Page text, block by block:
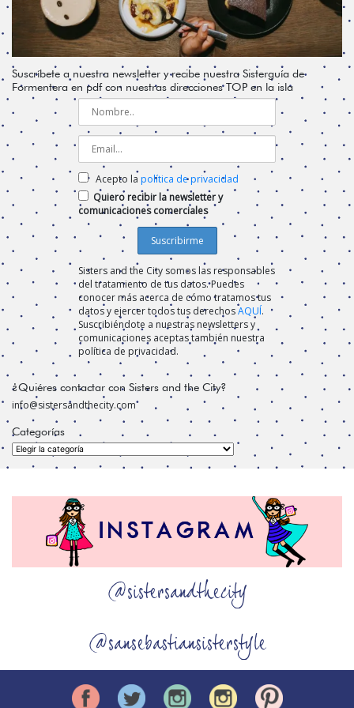
Suscríbete a nuestra newsletter y recibe nuestra Sisterguía de
Formentera en pdf con nuestras direcciones TOP en la isla
Acepto la política de privacidad
Quiero recibir la newsletter y
comunicaciones comerciales
Sisters and the City somos las responsables
del tratamiento de tus datos. Puedes
conocer más acerca de cómo tratamos tus
datos y ejercer todos tus derechosAQUÍ.
Suscribiéndote a nuestras newsletters y
comunicaciones aceptas también nuestra
política de privacidad.
¿Quiéres contactar con Sisters and the City?
info@sistersandthecity.com
Categorías
Categorías
@sistersandthecity
@sansebastiansisterstyle